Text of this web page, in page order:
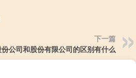
下一篇
份公司和股份有限公司的区别有什么